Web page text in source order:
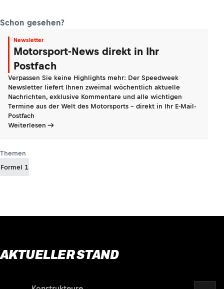
Schon gesehen?
Newsletter
Motorsport-News direkt in Ihr
Postfach
Verpassen Sie keine Highlights mehr: Der Speedweek
Newsletter liefert Ihnen zweimal wöchentlich aktuelle
Nachrichten, exklusive Kommentare und alle wichtigen
Termine aus der Welt des Motorsports - direkt in Ihr E-Mail-
Postfach
Weiterlesen
Themen
Formel 1
AKTUELLER STAND